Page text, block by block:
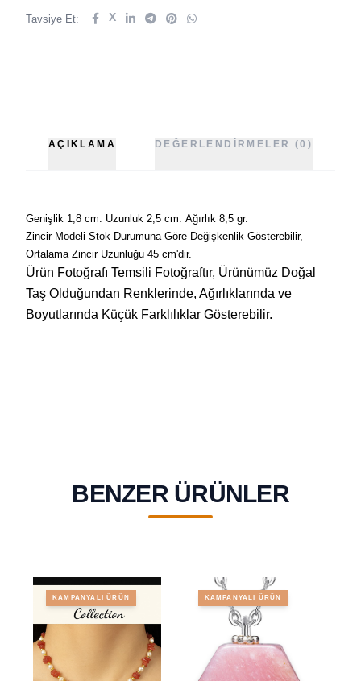
Tavsiye Et: X
AÇIKLAMA DEĞERLENDIRMELER (0)
Genişlik 1,8 cm. Uzunluk 2,5 cm. Ağırlık 8,5 gr.
Zincir Modeli Stok Durumuna Göre Değişkenlik Gösterebilir,
Ortalama Zincir Uzunluğu 45 cm'dir.
Ürün Fotoğrafı Temsili Fotoğraftır, Ürünümüz Doğal
Taş Olduğundan Renklerinde, Ağırlıklarında ve
Boyutlarında Küçük Farklılıklar Gösterebilir.
BENZER ÜRÜNLER
KAMPANYALI ÜRÜN KAMPANYALI ÜRÜN